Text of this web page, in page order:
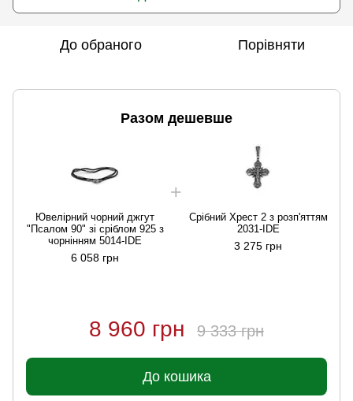
До обраного Порівняти
Разом дешевше
Ювелірний чорний джгут
"Псалом 90" зі сріблом 925 з
чорнінням 5014-IDE
6 058 грн
Срібний Хрест 2 з розп'яттям
2031-IDE
3 275 грн
8 960 грн 9 333 грн
До кошика